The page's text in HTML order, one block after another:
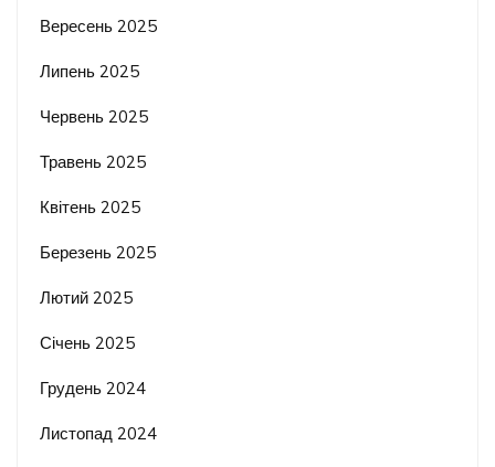
Вересень 2025
Липень 2025
Червень 2025
Травень 2025
Квітень 2025
Березень 2025
Лютий 2025
Січень 2025
Грудень 2024
Листопад 2024